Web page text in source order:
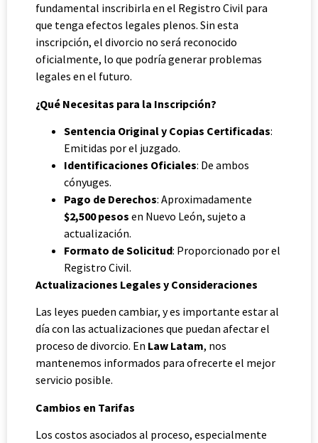
fundamental inscribirla en el Registro Civil para
que tenga efectos legales plenos. Sin esta
inscripción, el divorcio no será reconocido
oficialmente, lo que podría generar problemas
legales en el futuro.
¿Qué Necesitas para la Inscripción?
Sentencia Original y Copias Certificadas:
Emitidas por el juzgado.
Identificaciones Oficiales: De ambos
cónyuges.
Pago de Derechos: Aproximadamente
$2,500 pesos en Nuevo León, sujeto a
actualización.
Formato de Solicitud: Proporcionado por el
Registro Civil.
Actualizaciones Legales y Consideraciones
Las leyes pueden cambiar, y es importante estar al
día con las actualizaciones que puedan afectar el
proceso de divorcio. En Law Latam, nos
mantenemos informados para ofrecerte el mejor
servicio posible.
Cambios en Tarifas
Los costos asociados al proceso, especialmente